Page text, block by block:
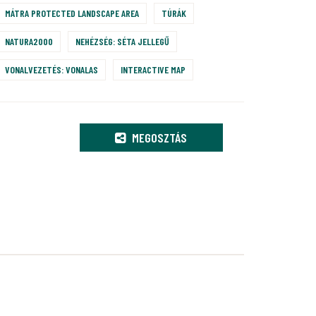
MÁTRA PROTECTED LANDSCAPE AREA TÚRÁK
NATURA2000 NEHÉZSÉG: SÉTA JELLEGŰ
VONALVEZETÉS: VONALAS INTERACTIVE MAP
MEGOSZTÁS